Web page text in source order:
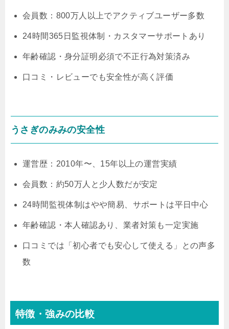
会員数：800万人以上でアクティブユーザー多数
24時間365日監視体制・カスタマーサポートあり
年齢確認・身分証明必須で不正行為対策済み
口コミ・レビューでも安全性が高く評価
うさぎのみみの安全性
運営歴：2010年〜、15年以上の運営実績
会員数：約50万人と少人数だが安定
24時間監視体制はやや簡易、サポートは平日中心
年齢確認・本人確認あり、業者対策も一定実施
口コミでは「初心者でも安心して使える」との声多
数
特徴・強みの比較